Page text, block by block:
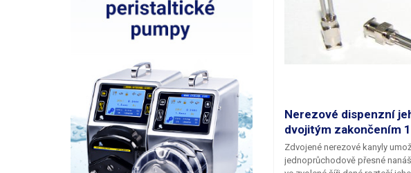
Nerezové dispenzní
dvojitým zakončením
Zdvojené nerezové kanyly
jednoprůchodově přesné